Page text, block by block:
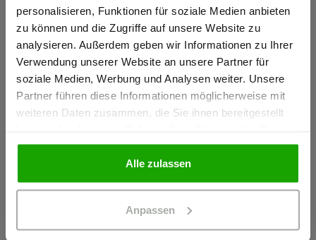
personalisieren, Funktionen für soziale Medien anbieten
zu können und die Zugriffe auf unsere Website zu
analysieren. Außerdem geben wir Informationen zu Ihrer
Verwendung unserer Website an unsere Partner für
soziale Medien, Werbung und Analysen weiter. Unsere
Partner führen diese Informationen möglicherweise mit
weiteren Daten zusammen, die Sie ihnen bereitgestellt
gesammelt haben.
Alle zulassen
Anpassen
Tragekomfort
Elastischer Komfortbund für perfekte Passform
Verdeckter Knopf und Reißverschluss verhindert das
Verkratzen von sensiblen Oberflächen
Extra breite Gürtelschlaufen und formgeschnittener Bund für
Namenslabel verhindert Verwechslungen
Herstellerangaben
Ich bestätige, dass ich Gewerbetreibender bin. Alle
Preise werden netto ausgewiesen.